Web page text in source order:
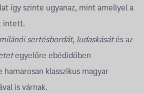
így szinte ugyanaz, mint amellyel a
intett.
milánói sertésbordát, ludaskásátés az
egyelőre ebédidőben
klasszikus magyar
is várnak.